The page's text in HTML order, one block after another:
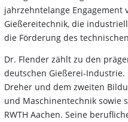
jahrzehntelange Engagement
Gießereitechnik, die
die Förderung des
Dr. Flender zählt zu den
deutschen Gießerei-
Dreher und dem zweiten
und Maschinentechnik sowie
RWTH Aachen. Seine